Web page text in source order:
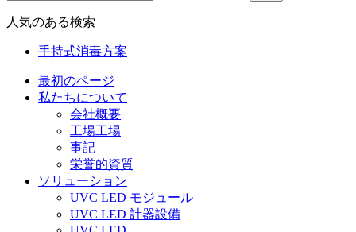
人気のある検索
手持式消毒方案
最初のページ
私たちについて
会社概要
工場工場
事記
栄誉的資質
ソリューション
UVC LED モジュール
UVC LED 計器設備